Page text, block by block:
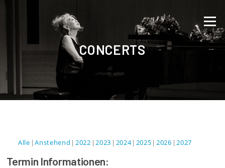
Menü
CONCERTS
Alle Anstehend 2022 2023 2024 2025 2026 2027
Termin Informationen: